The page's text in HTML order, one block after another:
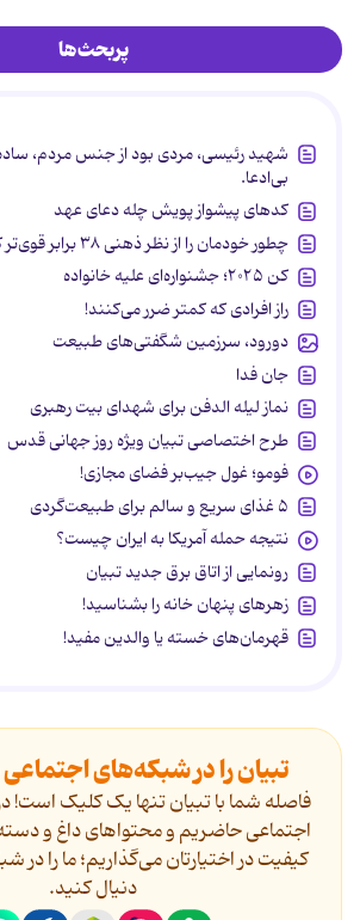
پربحث‌ها
شهید رئیسی، مردی بود از جنس مردم،
بی‌ادعا.
کدهای پیشواز پویش چله دعای عهد
چطور خودمان را از نظر ذهنی ۳۸ برابر قوی‌تر کنیم؟
کن ۲۰۲۵؛ جشنواره‌ای علیه خانواده
راز افرادی که کمتر ضرر می‌کنند!
دورود، سرزمین شگفتی‌های طبیعت
جان فدا
نماز لیله الدفن برای شهدای بیت رهبری
طرح اختصاصی تبیان ویژه روز جهانی قدس
فومو؛ غول جیب‌بر فضای مجازی!
۵ غذای سریع و سالم برای طبیعت‌گردی
نتیجه حمله آمریکا به ایران چیست؟
رونمایی از اتاق برق جدید تبیان
زهرهای پنهان خانه را بشناسید!
قهرمان‌های خسته یا والدین مفید!
تبیان را در شبکه‌های
فاصله شما با تبیان تنها یک کلیک
اجتماعی حاضریم و محتواهای داغ و دسته
کیفیت در اختیارتان می‌گذاریم؛ ما را در
دنیال کنید.